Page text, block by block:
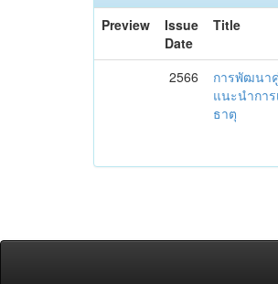
Preview
Issue
Date
Title
2566
การพัฒนา
แนะนำกา
ธาตุ